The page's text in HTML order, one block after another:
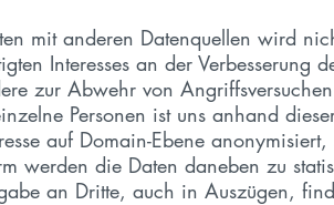
mit anderen Datenquellen wird
Interesses an der
zur Abwehr von
Personen ist uns anhand
auf Domain-Ebene
werden die Daten daneben zu
an Dritte, auch in Auszügen,